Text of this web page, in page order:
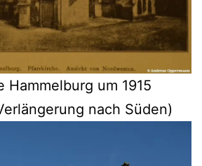
Hammelburg um 1915
nach Süden)